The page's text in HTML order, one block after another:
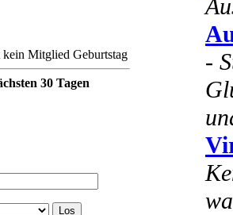
kein Mitglied Geburtstag
30 Tagen
-